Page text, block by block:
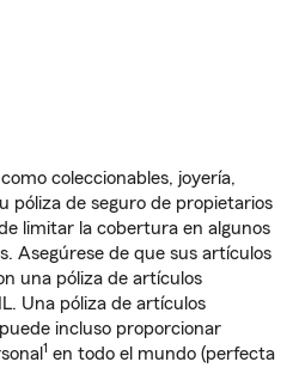
coleccionables, joyería,
póliza de seguro de propietarios
limitar la cobertura en algunos
Asegúrese de que sus artículos
una póliza de artículos
Una póliza de artículos
incluso proporcionar
1 en todo el mundo (perfecta